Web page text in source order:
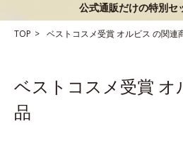
公式通販だけの特別セ
TOP ベストコスメ受賞 オルビス の関連
ベストコスメ受賞 オ
品